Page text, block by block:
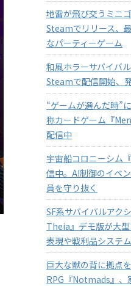
地雷が飛び交うミニ
Steamでリリース、
なパーティーゲーム
和風ホラーサバイバ
Steamで配信開始、
“ゲームが選んだ時”
称カードゲーム『
配信中
宇宙船コロニーシム
信中。AI制御のイベ
員を守り抜く
SF系サバイバルアク
Theia』デモ版が大
表現や戦利品システ
巨大な獣の背に拠点
RPG『Notmads』、